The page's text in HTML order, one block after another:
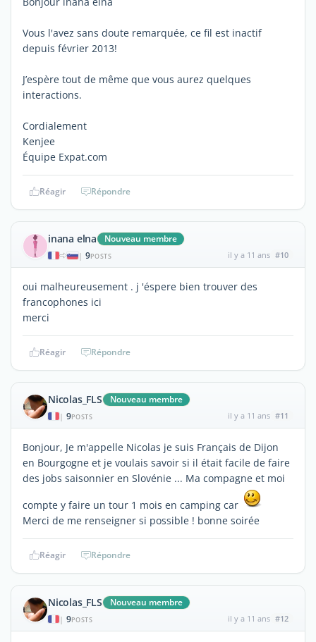
Vous l'avez sans doute remarquée, ce fil est inactif
depuis février 2013!
J’espère tout de même que vous aurez quelques
interactions.
Cordialement
Kenjee
Équipe Expat.com
Réagir Répondre
inana elna Nouveau membre
| 9POSTS il y a 11 ans #10
oui malheureusement . j 'éspere bien trouver des
francophones ici
merci
Réagir Répondre
Nicolas_FLS Nouveau membre
| 9POSTS il y a 11 ans #11
Bonjour, Je m'appelle Nicolas je suis Français de Dijon
en Bourgogne et je voulais savoir si il était facile de faire
des jobs saisonnier en Slovénie ... Ma compagne et moi
compte y faire un tour 1 mois en camping car
Merci de me renseigner si possible ! bonne soirée
Réagir Répondre
Nicolas_FLS Nouveau membre
| 9POSTS il y a 11 ans #12